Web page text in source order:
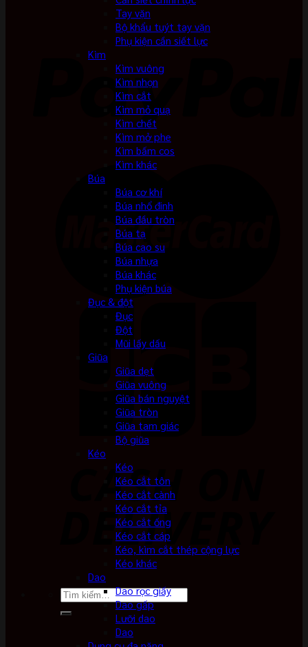
Tìm
Tay vặn
Bộ khẩu tuýt tay vặn
Phụ kiện cần siết lực
Kìm
Kìm vuông
Kìm nhọn
Kìm cắt
Kìm mỏ quạ
Kìm chết
Kìm mở phe
Kìm bấm cos
Kìm khác
Búa
Búa cơ khí
Búa nhổ đinh
Búa đầu tròn
Búa tạ
Búa cao su
Búa nhựa
Búa khác
Phụ kiện búa
Đục & đột
Đục
Đột
Mũi lấy dấu
Giũa
Giũa dẹt
Giũa vuông
Giũa bán nguyệt
Giũa tròn
Giũa tam giác
Bộ giũa
Kéo
Kéo
Kéo cắt tôn
Kéo cắt cành
Kéo cắt tỉa
Kéo cắt ống
Kéo cắt cáp
Kéo, kìm cắt thép cộng lực
Kéo khác
Dao
Dao rọc giấy
Dao gấp
Lưỡi dao
Dao